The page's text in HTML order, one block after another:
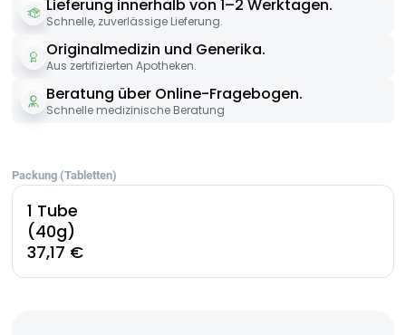
Lieferung innerhalb von 1–2 Werktagen.
Schnelle, zuverlässige Lieferung.
Originalmedizin und Generika.
Aus zertifizierten Apotheken.
Beratung über Online-Fragebogen.
Schnelle medizinische Beratung
Packung (Tabletten)
1 Tube
(40g)
37,17 €